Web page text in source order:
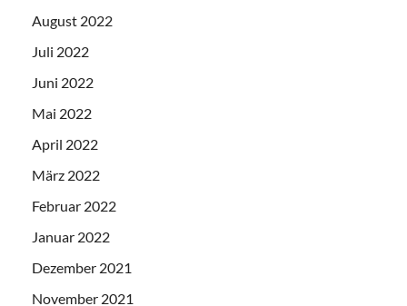
August 2022
Juli 2022
Juni 2022
Mai 2022
April 2022
März 2022
Februar 2022
Januar 2022
Dezember 2021
November 2021